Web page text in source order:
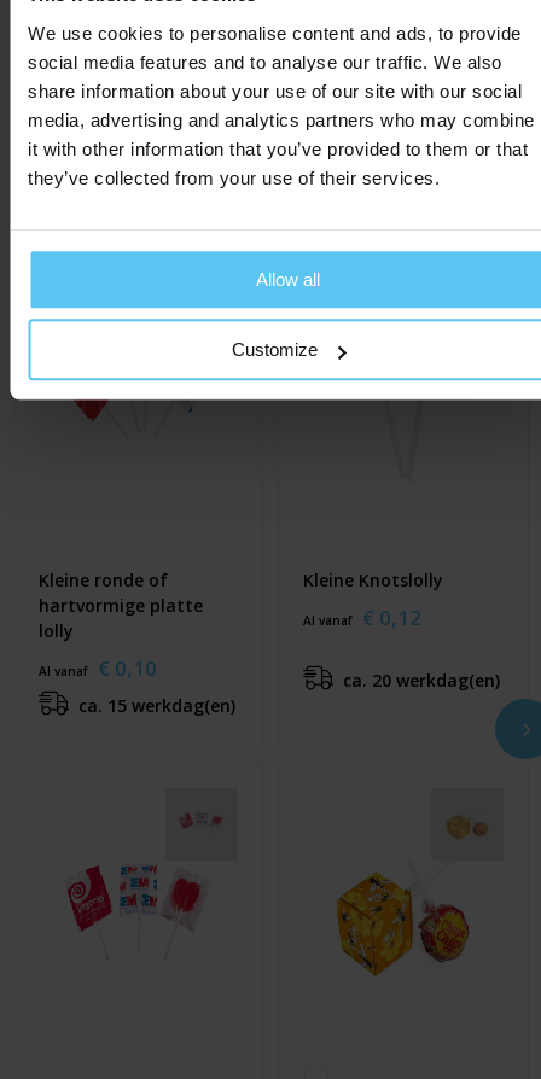
We use cookies to personalise content and ads, to provide
social media features and to analyse our traffic. We also
share information about your use of our site with our social
media, advertising and analytics partners who may combine
it with other information that you’ve provided to them or that
they’ve collected from your use of their services.
Allow all
Customize
Breedte
Lengte 5.2 cm
Gerelateerde producten
Kleine ronde of
hartvormige platte
lolly
Al vanaf € 0,10
ca. 15 werkdag(en)
Kleine Knotslolly
Al vanaf € 0,12
ca. 20 werkdag(en)